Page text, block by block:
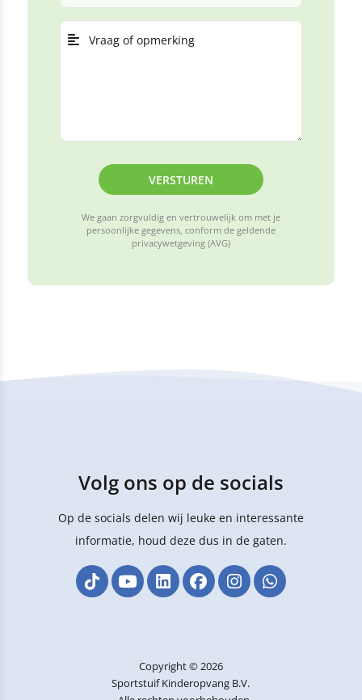
VERSTUREN
We gaan zorgvuldig en vertrouwelijk om met je
persoonlijke gegevens, conform de geldende
privacywetgeving (AVG)
Volg ons op de socials
Op de socials delen wij leuke en interessante
informatie, houd deze dus in de gaten.
Copyright © 2026
Sportstuif Kinderopvang B.V.